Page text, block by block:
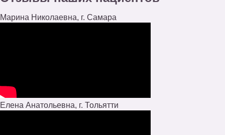
Марина Николаевна, г. Самара
Елена Анатольевна, г. Тольятти